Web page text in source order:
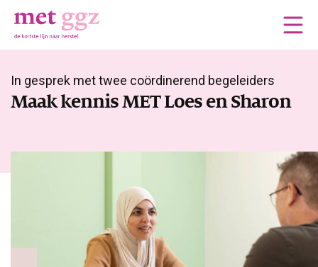
In gesprek met twee coördinerend begeleiders
Maak kennis MET Loes en Sharon